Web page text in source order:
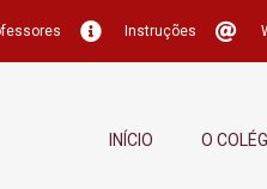
Instruções
INÍCIO O